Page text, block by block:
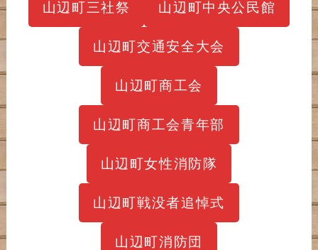
山辺町三社祭 山辺町中央公民館
山辺町交通安全大会
山辺町商工会
山辺町商工会青年部
山辺町女性消防隊
山辺町戦没者追悼式
山辺町消防団